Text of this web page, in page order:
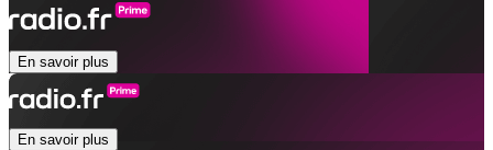
En savoir plus
En savoir plus